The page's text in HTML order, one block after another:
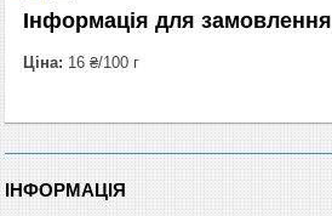
Інформація для замовлення
Ціна: 16 ₴/100 г
ІНФОРМАЦІЯ